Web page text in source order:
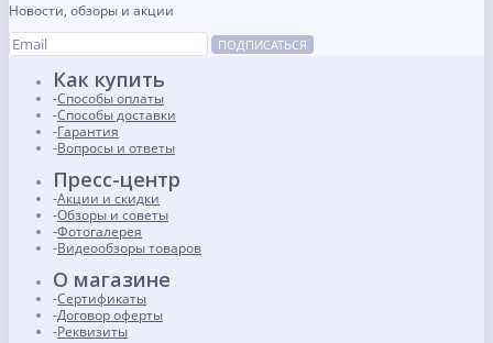
Новости, обзоры и акции
ПОДПИСАТЬСЯ
Как купить
Способы оплаты
Способы доставки
Гарантия
Вопросы и ответы
Пресс-центр
Акции и скидки
Обзоры и советы
Фотогалерея
Видеообзоры товаров
О магазине
Сертификаты
Договор оферты
Реквизиты